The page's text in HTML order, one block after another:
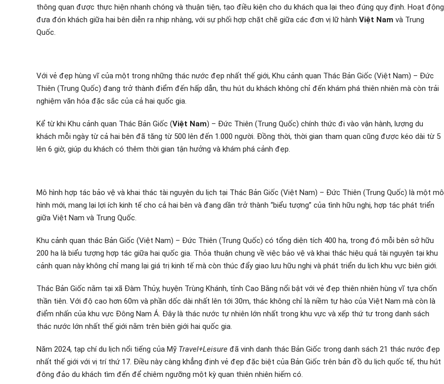
thông quan được thực hiện nhanh chóng và thuận tiện, tạo điều kiện cho du khách qua lại theo đúng quy định. Hoạt động
đưa đón khách giữa hai bên diễn ra nhịp nhàng, với sự phối hợp chặt chẽ giữa các đơn vị lữ hành Việt Nam và Trung
Quốc.
Với vẻ đẹp hùng vĩ của một trong những thác nước đẹp nhất thế giới, Khu cảnh quan Thác Bản Giốc (Việt Nam) – Đức
Thiên (Trung Quốc) đang trở thành điểm đến hấp dẫn, thu hút du khách không chỉ đến khám phá thiên nhiên mà còn trải
nghiệm văn hóa đặc sắc của cả hai quốc gia.
Kể từ khi Khu cảnh quan Thác Bản Giốc (Việt Nam) – Đức Thiên (Trung Quốc) chính thức đi vào vận hành, lượng du
khách mỗi ngày từ cả hai bên đã tăng từ 500 lên đến 1.000 người. Đồng thời, thời gian tham quan cũng được kéo dài từ 5
lên 6 giờ, giúp du khách có thêm thời gian tận hưởng và khám phá cảnh đẹp.
Mô hình hợp tác bảo vệ và khai thác tài nguyên du lịch tại Thác Bản Giốc (Việt Nam) – Đức Thiên (Trung Quốc) là một mô
hình mới, mang lại lợi ích kinh tế cho cả hai bên và đang dần trở thành “biểu tượng” của tình hữu nghị, hợp tác phát triển
giữa Việt Nam và Trung Quốc.
Khu cảnh quan thác Bản Giốc (Việt Nam) – Đức Thiên (Trung Quốc) có tổng diện tích 400 ha, trong đó mỗi bên sở hữu
200 ha là biểu tượng hợp tác giữa hai quốc gia. Thỏa thuận chung về việc bảo vệ và khai thác hiệu quả tài nguyên tại khu
cảnh quan này không chỉ mang lại giá trị kinh tế mà còn thúc đẩy giao lưu hữu nghị và phát triển du lịch khu vực biên giới.
Thác Bản Giốc nằm tại xã Đàm Thủy, huyện Trùng Khánh, tỉnh Cao Bằng nổi bật với vẻ đẹp thiên nhiên hùng vĩ tựa chốn
thần tiên. Với độ cao hơn 60m và phần dốc dài nhất lên tới 30m, thác không chỉ là niềm tự hào của Việt Nam mà còn là
điểm nhấn của khu vực Đông Nam Á. Đây là thác nước tự nhiên lớn nhất trong khu vực và xếp thứ tư trong danh sách
thác nước lớn nhất thế giới nằm trên biên giới hai quốc gia.
Năm 2024, tạp chí du lịch nổi tiếng của Mỹ Travel+Leisure đã vinh danh thác Bản Giốc trong danh sách 21 thác nước đẹp
nhất thế giới với vị trí thứ 17. Điều này càng khẳng định vẻ đẹp đặc biệt của Bản Giốc trên bản đồ du lịch quốc tế, thu hút
đông đảo du khách tìm đến để chiêm ngưỡng một kỳ quan thiên nhiên hiếm có.